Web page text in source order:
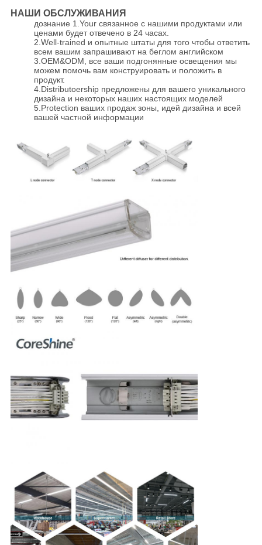
НАШИ ОБСЛУЖИВАНИЯ
дознание 1.Your связанное с нашими продуктами или
ценами будет отвечено в 24 часах.
2.Well-trained и опытные штаты для того чтобы ответить
всем вашим запрашивают на беглом английском
3.OEM&ODM, все ваши подгонянные освещения мы
можем помочь вам конструировать и положить в
продукт.
4.Distributoership предложены для вашего уникального
дизайна и некоторых наших настоящих моделей
5.Protection ваших продаж зоны, идей дизайна и всей
вашей частной информации